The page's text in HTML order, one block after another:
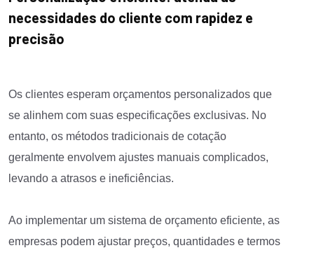
necessidades do cliente com rapidez e
precisão
Os clientes esperam orçamentos personalizados que
se alinhem com suas especificações exclusivas. No
entanto, os métodos tradicionais de cotação
geralmente envolvem ajustes manuais complicados,
levando a atrasos e ineficiências.
Ao implementar um sistema de orçamento eficiente, as
empresas podem ajustar preços, quantidades e termos